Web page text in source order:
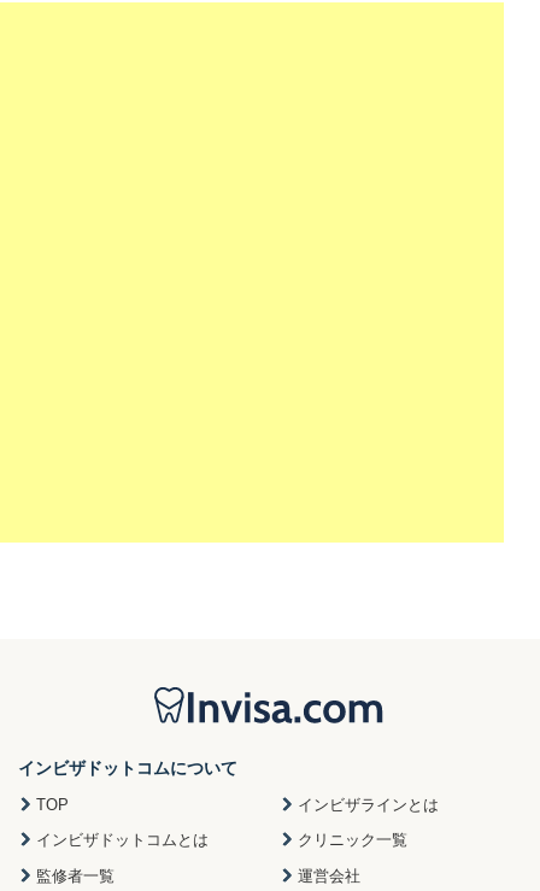
インビザドットコムについて
TOP
インビザラインとは
インビザドットコムとは
クリニック一覧
監修者一覧
運営会社